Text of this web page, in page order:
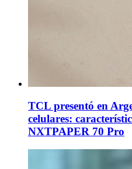
TCL presentó en
celulares:
NXTPAPER 70 Pro